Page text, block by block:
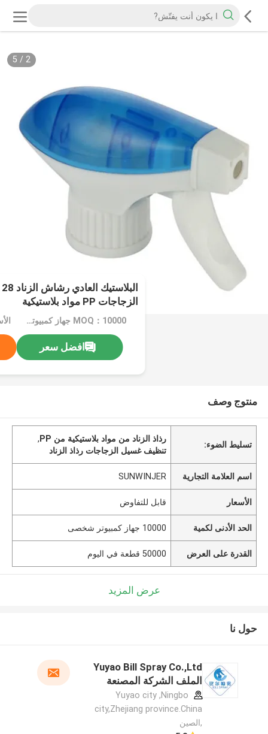
2
/
5
الزجاجات PP مواد بلاستيكية
MOQ：10000 جهاز كمبيوتر شخصى
افضل سعر
منتوج وصف
تسليط الضوء:
رذاذ الزناد من مواد بلاستيكية من PP
,
تنظيف غسيل الزجاجات رذاذ الزناد
اسم العلامة التجارية SUNWINJER
الأسعار قابل للتفاوض
الحد الأدنى لكمية 10000 جهاز كمبيوتر شخصى
القدرة على العرض 50000 قطعة في اليوم
عرض المزيد
حول نا
Yuyao Bill Spray Co.,Ltd
الملف الشركة المصنعة
Yuyao city ,Ningbo
city,Zhejiang province.China
,الصين